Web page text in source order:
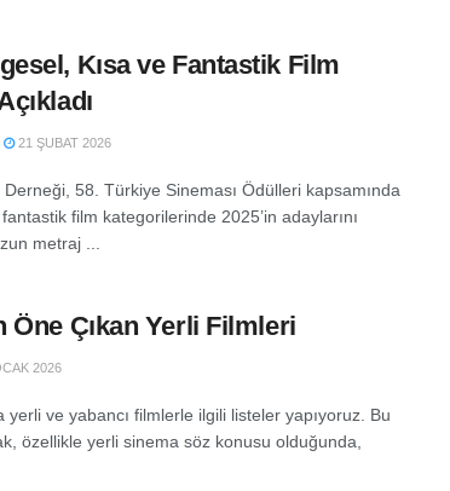
Kısa ve Fantastik Film
21 ŞUBAT 2026
Derneği, 58. Türkiye Sineması Ödülleri kapsamında
film kategorilerinde 2025’in adaylarını
metraj ...
Öne Çıkan Yerli Filmleri
2026
yerli ve yabancı filmlerle ilgili listeler yapıyoruz. Bu
özellikle yerli sinema söz konusu olduğunda,